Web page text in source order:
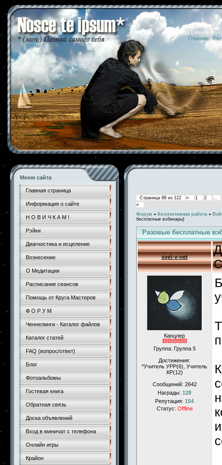
09.08.2026
Главная |
Меню сайта
Главная страница
Информация о сайте
Н О В И Ч К А М !
Рэйки
Диагностика и исцеление
Вознесение
О Медитации
Расписание сеансов
Помощь от Круга Мастеров
Ф О Р У М
Ченнелинги - Каталог файлов
Каталог статей
FAQ (вопрос/ответ)
Блог
Фотоальбомы
Гостевая книга
Обратная связь
Доска объявлений
Вход в миничат с телефона
Онлайн игры
Крайон
Страница 88 из 122 « 1 2
…
»
Форум » Коллективная работа »
бесплатные вэбинары)
Разовые бесплатные
svet-v-net
Канцлер
Группа: Группа 5
Достижения:
*Учитель УРР(6), Учитель
КР(12)
Сообщений: 2642
Награды: 128
Репутация: 154
Статус: Offline